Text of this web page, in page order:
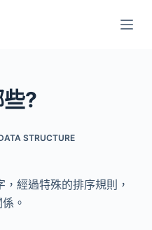
?
STRUCTURE
經過特殊的排序規則，
。